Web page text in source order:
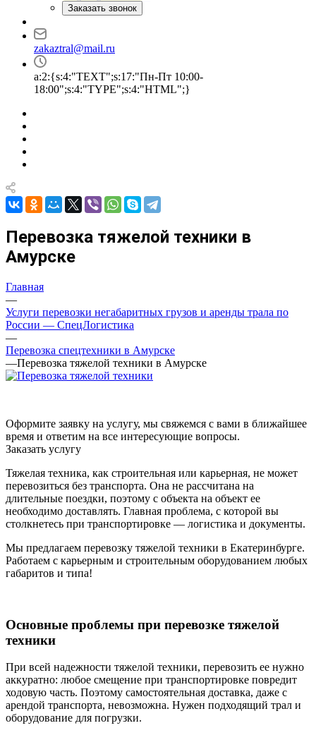
Заказать звонок
zakaztral@mail.ru
a:2:{s:4:"TEXT";s:17:"Пн-Пт 10:00-
18:00";s:4:"TYPE";s:4:"HTML";}
Перевозка тяжелой техники в
Амурске
Главная
—
Услуги перевозки негабаритных грузов и аренды трала по
России — СпецЛогистика
—
Перевозка спецтехники в Амурске
—Перевозка тяжелой техники в Амурске
Оформите заявку на услугу, мы свяжемся с вами в ближайшее
время и ответим на все интересующие вопросы.
Заказать услугу
Тяжелая техника, как строительная или карьерная, не может
перевозиться без транспорта. Она не рассчитана на
длительные поездки, поэтому с объекта на объект ее
необходимо доставлять. Главная проблема, с которой вы
столкнетесь при транспортировке — логистика и документы.
Мы предлагаем перевозку тяжелой техники в Екатеринбурге.
Работаем с карьерным и строительным оборудованием любых
габаритов и типа!
Основные проблемы при перевозке тяжелой
техники
При всей надежности тяжелой техники, перевозить ее нужно
аккуратно: любое смещение при транспортировке повредит
ходовую часть. Поэтому самостоятельная доставка, даже с
арендой транспорта, невозможна. Нужен подходящий трал и
оборудование для погрузки.